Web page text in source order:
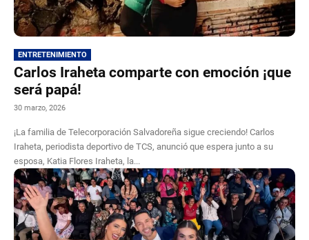
ENTRETENIMIENTO
Carlos Iraheta comparte con emoción ¡que
será papá!
30 marzo, 2026
¡La familia de Telecorporación Salvadoreña sigue creciendo! Carlos
Iraheta, periodista deportivo de TCS, anunció que espera junto a su
esposa, Katia Flores Iraheta, la...